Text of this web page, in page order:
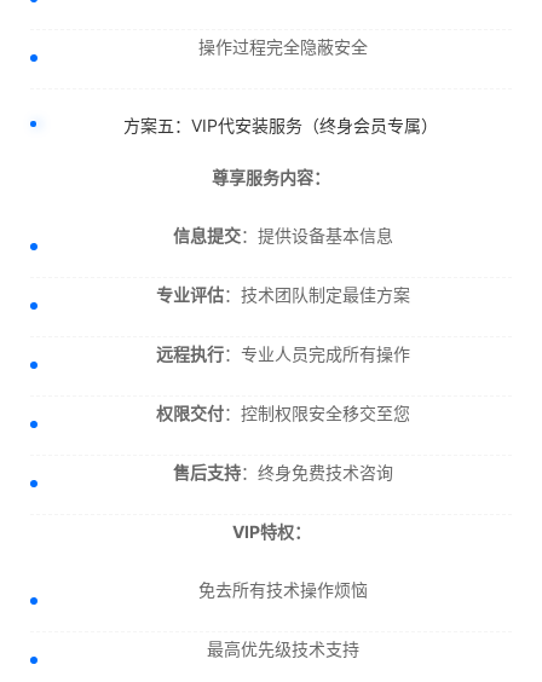
操作过程完全隐蔽安全
方案五：VIP代安装服务（终身会员专属）
尊享服务内容：
信息提交：提供设备基本信息
专业评估：技术团队制定最佳方案
远程执行：专业人员完成所有操作
权限交付：控制权限安全移交至您
售后支持：终身免费技术咨询
VIP特权：
免去所有技术操作烦恼
最高优先级技术支持